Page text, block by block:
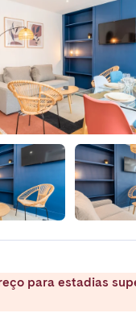
para estadias